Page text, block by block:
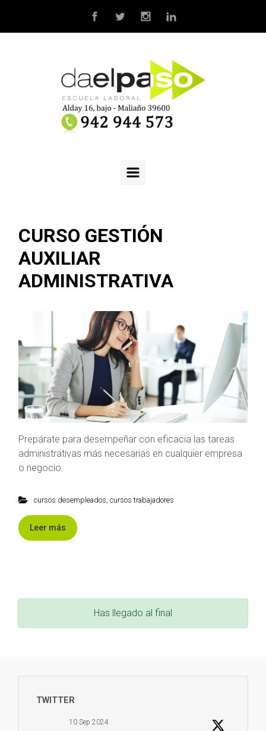
Saltar al contenido principal
CURSO GESTIÓN
AUXILIAR
ADMINISTRATIVA
Prepárate para desempeñar con eficacia las tareas
administrativas más necesarias en cualquier empresa
o negocio.
cursos desempleados cursos trabajadores
Leer más
Has llegado al final
TWITTER
10 Sep 2024